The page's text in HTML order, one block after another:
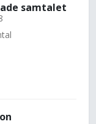
samtalet